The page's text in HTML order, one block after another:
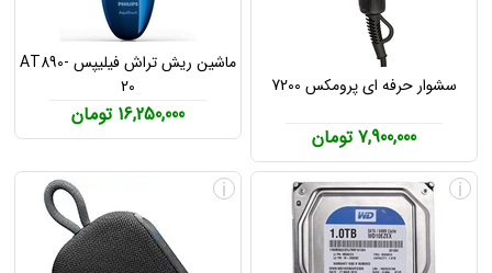
سشوار حرفه ای پرومکس 7200
7,900,000 تومان
ماشین ریش تراش فیلیپس AT890-
20
16,250,000 تومان
i
i